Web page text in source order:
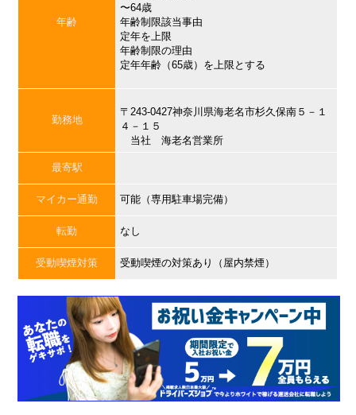
年齢
〜64歳
年齢制限該当事由
定年を上限
年齢制限の理由
定年年齢（65歳）を上限とする
勤務地
〒243-0427神奈川県海老名市杉久保南５－１
４－１５
当社 海老名営業所
最寄駅
マイカー通勤 可能（専用駐車場完備）
転勤 なし
受動喫煙対策 受動喫煙の対策あり（屋内禁煙）